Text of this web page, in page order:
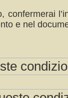
e nel